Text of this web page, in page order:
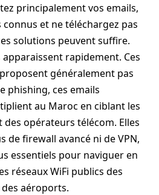
principalement vos emails,
et ne téléchargez pas
solutions peuvent suffire.
rapidement. Ces
généralement pas
phishing, ces emails
au Maroc en ciblant les
opérateurs télécom. Elles
de firewall avancé ni de VPN,
essentiels pour naviguer en
réseaux WiFi publics des
aéroports.